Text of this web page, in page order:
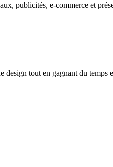
publicités, e-commerce et
tout en gagnant du temps